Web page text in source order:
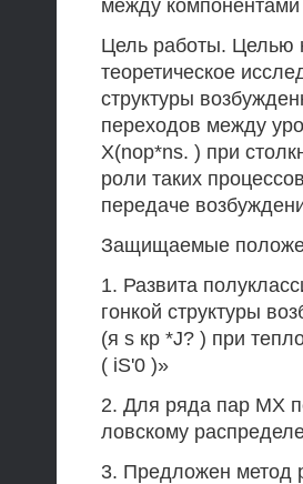
между компонентами
Цель работы. Целью
теоретическое
структуры
переходов между
X(nop*ns. ) при
роли таких
передаче
Защищаемые
1. Развита
гонкой структуры
(я s кр *J? ) при
( iS'0 )»
2. Для ряда пар MX
ловскому
3. Предложен метод